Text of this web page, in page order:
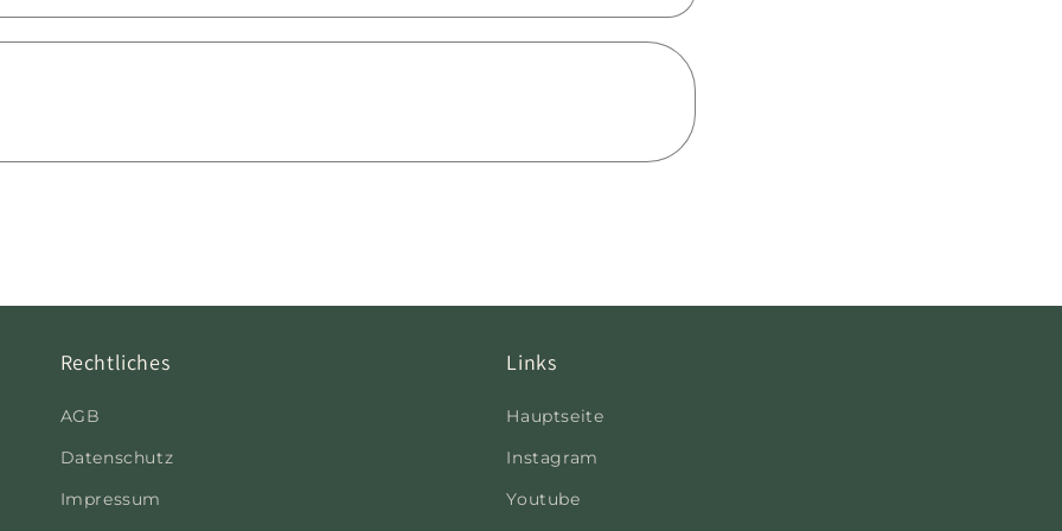
Rechtliches
AGB
Datenschutz
Impressum
Links
Hauptseite
Instagram
Youtube